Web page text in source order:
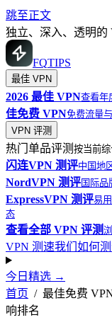
跳至正文
独立、深入、透明的
FQTIPS
最佳 VPN
2026 最佳 VPN查看年
佳免费 VPN免费流量
VPN 评测
热门单品评测 按当前综
闪连VPN 测评中国地
NordVPN 测评 国际品
ExpressVPN 测评易
态
查看全部 VPN 评测
VPN 测速我们如何
今日精选 →
首页 / 最佳免费
响排名